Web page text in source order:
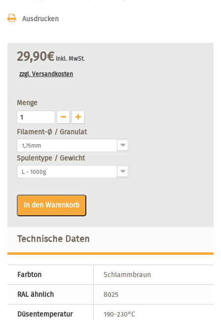
Ausdrucken
29,90€ inkl. MwSt.
zzgl. Versandkosten
Menge
Filament-Ø / Granulat
1,75mm
Spulentype / Gewicht
L - 1000g
In den Warenkorb
Technische Daten
Farbton
Schlammbraun
RAL ähnlich
8025
Düsentemperatur
190-230°C